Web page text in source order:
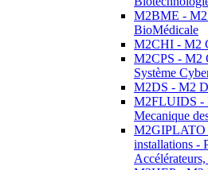
M2BME -
BioMédicale
M2CHI - M2
M2CPS - M2
Système
M2DS - M2
M2FLUIDS -
Mecanique
M2GIPLATO
installations -